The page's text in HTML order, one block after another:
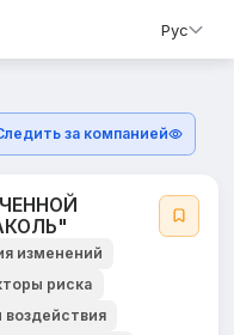
Рус
за компанией
изменений
риска